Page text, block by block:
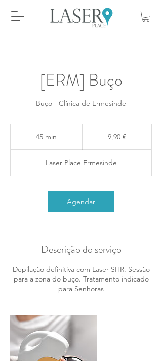
[ERM] Buço
Buço - Clínica de Ermesinde
45 min
i
n
9,90 €
Laser Place Ermesinde
Agendar
Descrição do serviço
Depilação definitiva com Laser SHR. Sessão
para a zona do buço. Tratamento indicado
para Senhoras